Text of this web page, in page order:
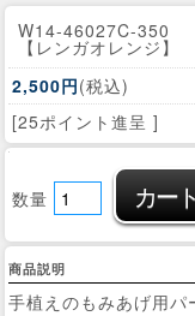
W14-46027C-350
【レンガオレンジ】
2,500円(税込)
[25ポイント進呈 ]
数量
商品説明
手植えのもみあげ用パ